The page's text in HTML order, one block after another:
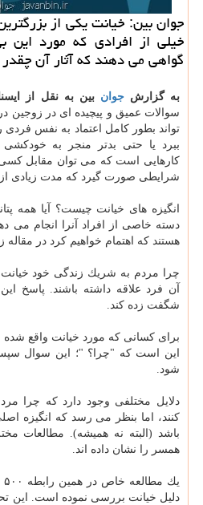
جوان بین: خیانت یكی از
خیلی از افرادی كه مورد این
گواهی می دهند كه آثار آن
به گزارشجوان بین به نقل از
سوالات عمیق و پیچیده ای در زوجین
تواند بطور كامل اعتماد به نفس فردی
ببرد یا حتی بدتر منجر به
كارهایی است كه می توان مقابل
شرایطی صورت گیرد كه مدت زیادی از
انگیزه های خیانت چیست؟ آیا همه
دسته خاصی از افراد آنرا انجام می
هستند كه اهتمام خواهیم كرد در مقاله
چرا مردم به شریك زندگی خود
آن فرد علاقه داشته باشند. پاسخ
شگفت زده كند.
برای كسانی كه مورد خیانت واقع شده
این است كه "چرا؟ "؛ این سوال
شود.
دلایل مختلفی وجود دارد كه چرا
كنند، اما بنظر می رسد كه انگیزه
باشد (البته نه همیشه). مطالعات
همسر را نشان داده اند.
یك مطالعه خاص در همین رابطه ۵۰۰
دلیل خیانت بررسی نموده است. این